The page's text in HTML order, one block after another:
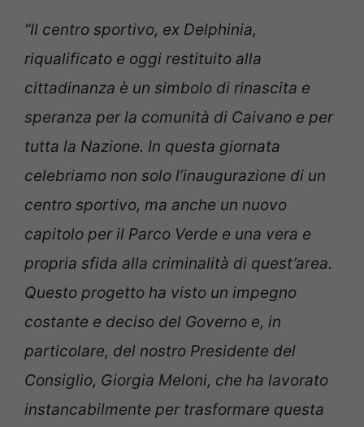
“Il centro sportivo, ex Delphinia,
riqualificato e oggi restituito alla
cittadinanza è un simbolo di rinascita e
speranza per la comunità di Caivano e per
tutta la Nazione. In questa giornata
celebriamo non solo l’inaugurazione di un
centro sportivo, ma anche un nuovo
capitolo per il Parco Verde e una vera e
propria sfida alla criminalità di quest’area.
Questo progetto ha visto un impegno
costante e deciso del Governo e, in
particolare, del nostro Presidente del
Consiglio, Giorgia Meloni, che ha lavorato
instancabilmente per trasformare questa